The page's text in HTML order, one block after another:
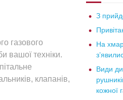
газового
вашої техніки.
клапанів,
З
На хмарочосах Манхеттена
Види диспенсерів для паперових
кожної